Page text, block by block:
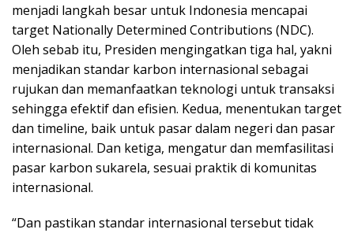
menjadi langkah besar untuk Indonesia mencapai
target Nationally Determined Contributions (NDC).
Oleh sebab itu, Presiden mengingatkan tiga hal, yakni
menjadikan standar karbon internasional sebagai
rujukan dan memanfaatkan teknologi untuk transaksi
sehingga efektif dan efisien. Kedua, menentukan target
dan timeline, baik untuk pasar dalam negeri dan pasar
internasional. Dan ketiga, mengatur dan memfasilitasi
pasar karbon sukarela, sesuai praktik di komunitas
internasional.
“Dan pastikan standar internasional tersebut tidak